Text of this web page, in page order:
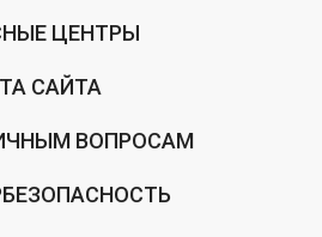
ЦЕНТРЫ
САЙТА
ВОПРОСАМ